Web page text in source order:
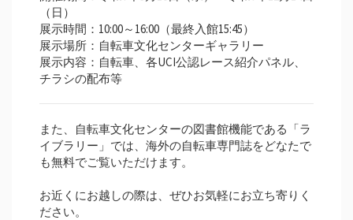
（日）
展示時間：10:00～16:00（最終入館15:45）
展示場所：自転車文化センターギャラリー
展示内容：自転車、各UCI公認レース紹介パネル、
チラシの配布等
また、自転車文化センターの図書館機能である「ラ
イブラリー」では、海外の自転車専門誌をどなたで
も無料でご覧いただけます。
お近くにお越しの際は、ぜひお気軽にお立ち寄りく
ださい。